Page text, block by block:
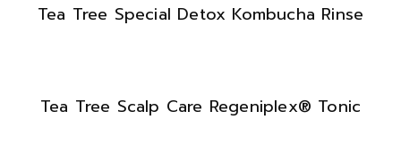
Tea Tree Special Detox Kombucha Rinse
Tea Tree Scalp Care Regeniplex® Tonic